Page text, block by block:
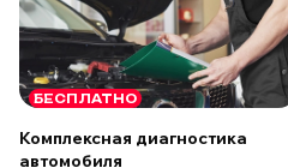
БЕСПЛАТНО
Комплексная диагностика
автомобиля